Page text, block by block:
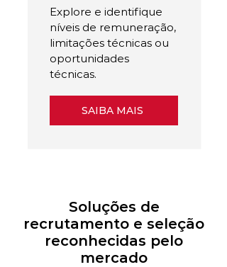
Explore e identifique
níveis de remuneração,
limitações técnicas ou
oportunidades
técnicas.
SAIBA MAIS
Soluções de
recrutamento e seleção
reconhecidas pelo
mercado